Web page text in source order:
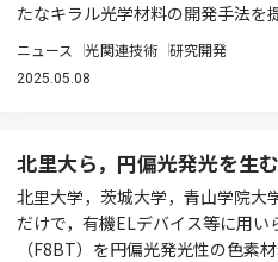
たなキラル光学材料の開発手法を
ニュース 光関連技術 研究開発
2025.05.08
北里大ら，円偏光発光を生
北里大学，茨城大学，青山学院大
だけで，有機ELデバイス等に用
（F8BT）を円偏光発光性の色素